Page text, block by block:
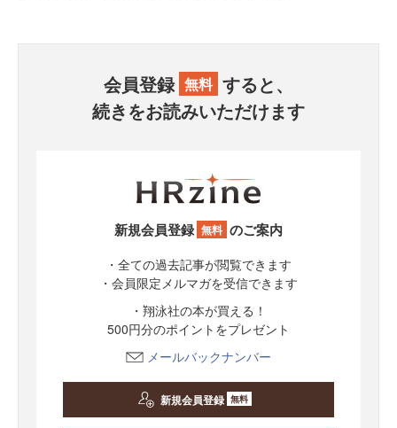
会員登録 無料 すると、
続きをお読みいただけます
新規会員登録 無料 のご案内
・全ての過去記事が閲覧できます
・会員限定メルマガを受信できます
・翔泳社の本が買える！
500円分のポイントをプレゼント
メールバックナンバー
新規会員登録 無料